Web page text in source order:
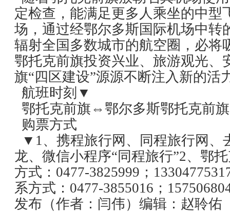
定检查，能满足更多人乘坐的中型
场，通过经鄂尔多斯国际机场中转
辐射全国多数城市的航空圈，必将
鄂托克前旗投资兴业、旅游观光、
旗“四区建设”源源不断注入新的活
航班时刻▼
鄂托克前旗⇔鄂尔多斯鄂托克前
购票方式
▼1、携程旅行网、同程旅行网、
龙、微信小程序“同程旅行”2、鄂
方式：0477-3825999；
系方式：0477-3855016；
发布（作者：闫伟）编辑：赵聆佑